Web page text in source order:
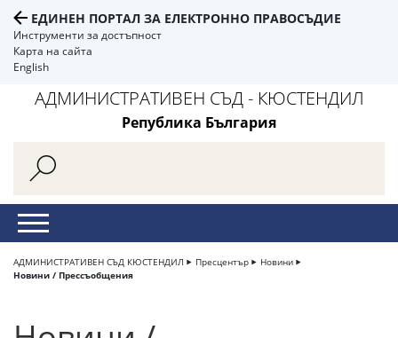
ЕДИНЕН ПОРТАЛ ЗА ЕЛЕКТРОННО ПРАВОСЪДИЕ
Инструменти за достъпност
Карта на сайта
English
АДМИНИСТРАТИВЕН СЪД - КЮСТЕНДИЛ
Република България
АДМИНИСТРАТИВЕН СЪД КЮСТЕНДИЛ Пресцентър
Новини
Новини / Прессъобщения